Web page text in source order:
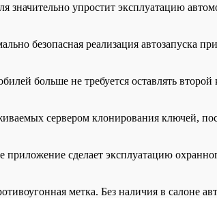
значительно упростит эксплуатацию
безопасная реализация автозапуска
больше не требуется оставлять
сервером клонирования ключей,
приложение сделает эксплуатацию
метка. Без наличия в салоне